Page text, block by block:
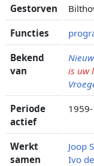
Gestorven
Functies
Bekend
van
is uw
Periode
actief
Werkt
samen
Joop
Ivo